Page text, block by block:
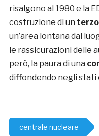
risalgono al 1980 e la
costruzione di un
un’area lontana dal
le rassicurazioni delle
però, la paura di una
diffondendo negli stati
centrale nucleare